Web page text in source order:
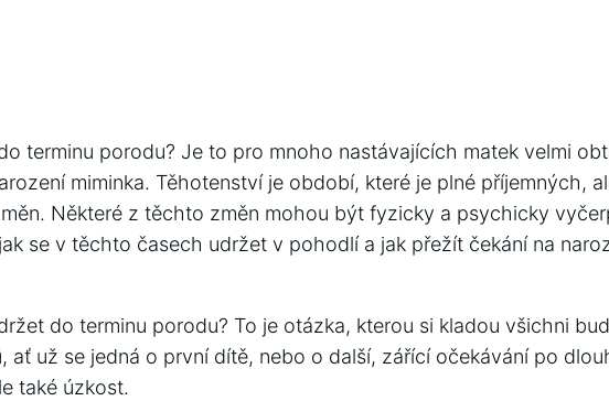
terminu porodu? Je to pro mnoho nastávajících matek velmi
miminka. Těhotenství je období, které je plné příjemných,
Některé z těchto změn mohou být fyzicky a psychicky
se v těchto časech udržet v pohodlí a jak přežít čekání na
do terminu porodu? To je otázka, kterou si kladou všichni
ať už se jedná o první dítě, nebo o další, zářící očekávání po
také úzkost.